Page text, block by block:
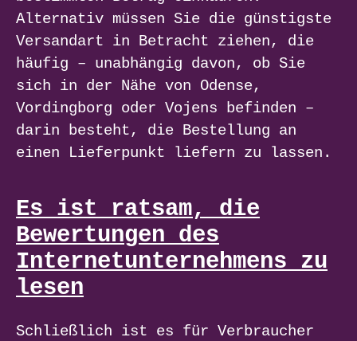
Alternativ müssen Sie die günstigste
Versandart in Betracht ziehen, die
häufig – unabhängig davon, ob Sie
sich in der Nähe von Odense,
Vordingborg oder Vojens befinden –
darin besteht, die Bestellung an
einen Lieferpunkt liefern zu lassen.
Es ist ratsam, die
Bewertungen des
Internetunternehmens zu
lesen
Schließlich ist es für Verbraucher